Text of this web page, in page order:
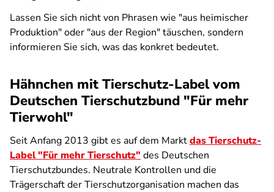
Lassen Sie sich nicht von Phrasen wie "aus heimischer
Produktion" oder "aus der Region" täuschen, sondern
informieren Sie sich, was das konkret bedeutet.
Hähnchen mit Tierschutz-Label vom
Deutschen Tierschutzbund "Für mehr
Tierwohl"
Seit Anfang 2013 gibt es auf dem Marktdas Tierschutz-
Label "Für mehr Tierschutz" des Deutschen
Tierschutzbundes. Neutrale Kontrollen und die
Trägerschaft der Tierschutzorganisation machen das